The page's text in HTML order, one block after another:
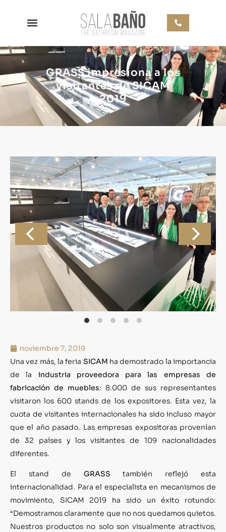
GRASS impresiona a los
visitantes de SICAM
2019
noviembre 7, 2019
Una vez más, la feria SICAM ha demostrado la importancia
de la industria proveedora para las empresas de
fabricación de muebles: 8.000 de sus representantes
visitaron los 600 stands de los expositores. Esta vez, la
cuota de visitantes internacionales ha sido incluso mayor
que el año pasado. Las empresas expositoras provenían
de 32 países y los visitantes de 109 nacionalidades
diferentes.
El stand de GRASStambién reflejó esta
internacionalidad. Para el especialista en mecanismos de
movimiento, SICAM 2019 ha sido un éxito rotundo:
“Demostramos claramente que no nos quedamos quietos.
Nuestros productos no solo son visualmente atractivos,